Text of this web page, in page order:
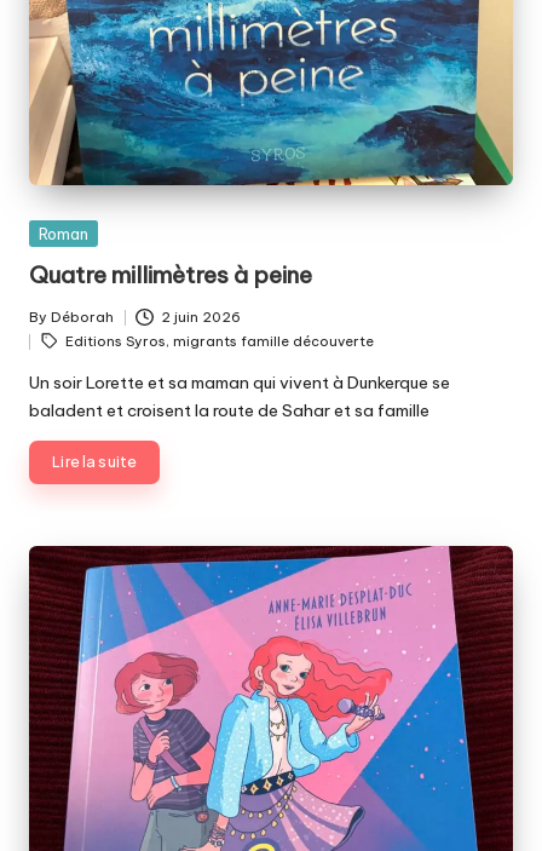
Posted
Roman
Quatre millimètres à peine
Posted
by
By Déborah 2 juin 2026
Tags:
Editions Syros, migrants famille découverte
Un soir Lorette et sa maman qui vivent à Dunkerque se
baladent et croisent la route de Sahar et sa famille
Lire la suite